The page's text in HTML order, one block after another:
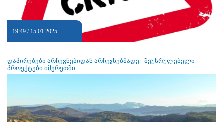
19:49 / 15.01.2025
დაპირებები არჩევნებიდან არჩევნებმადე - შეუსრულებელი
პროექტები იმერეთში